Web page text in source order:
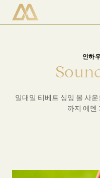
인하
Soun
일대일 티베트 싱잉 볼 사
까지 에덴